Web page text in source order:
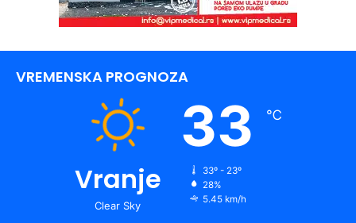
VREMENSKA PROGNOZA
Vranje
Clear Sky
33 ℃
33º - 23º
28%
5.45 km/h